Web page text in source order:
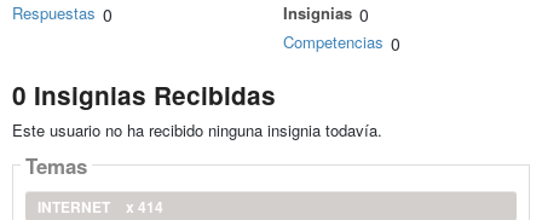
Respuestas 0 Insignias 0
Competencias 0
0 Insignias Recibidas
Este usuario no ha recibido ninguna insignia todavía.
Temas
INTERNET
x 414